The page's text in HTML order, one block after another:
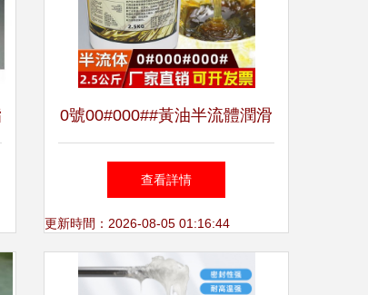
0號00#000##黃油半流體潤滑
脂在減速機齒輪箱與混凝土設
備軸承中的應用分析
查看詳情
更新時間：2026-08-05 01:16:44